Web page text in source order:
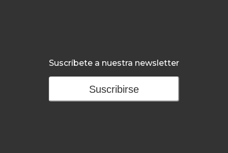
Suscríbete a nuestra newsletter
Suscribirse